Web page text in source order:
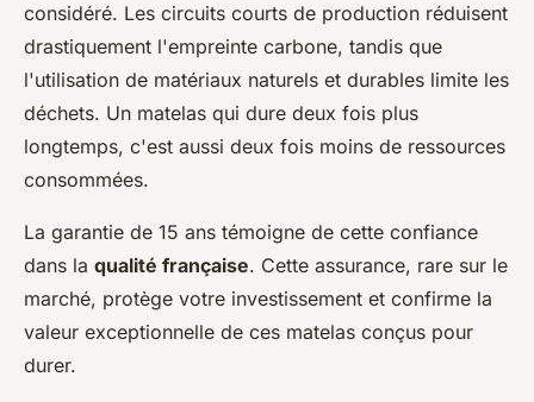
considéré. Les circuits courts de production réduisent
drastiquement l'empreinte carbone, tandis que
l'utilisation de matériaux naturels et durables limite les
déchets. Un matelas qui dure deux fois plus
longtemps, c'est aussi deux fois moins de ressources
consommées.
La garantie de 15 ans témoigne de cette confiance
dans la qualité française. Cette assurance, rare sur le
marché, protège votre investissement et confirme la
valeur exceptionnelle de ces matelas conçus pour
durer.